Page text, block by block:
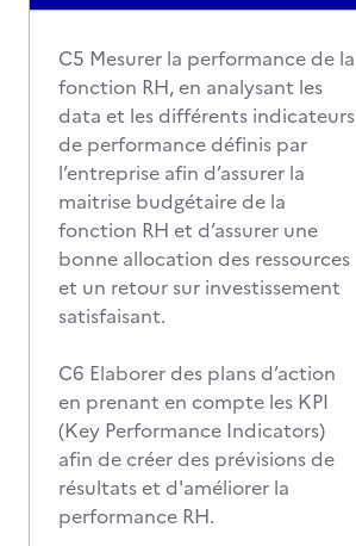
C5 Mesurer la performance de la
fonction RH, en analysant les
data et les différents indicateurs
de performance définis par
l’entreprise afin d’assurer la
maitrise budgétaire de la
fonction RH et d’assurer une
bonne allocation des ressources
et un retour sur investissement
satisfaisant.
C6 Elaborer des plans d’action
en prenant en compte les KPI
(Key Performance Indicators)
afin de créer des prévisions de
résultats et d'améliorer la
performance RH.